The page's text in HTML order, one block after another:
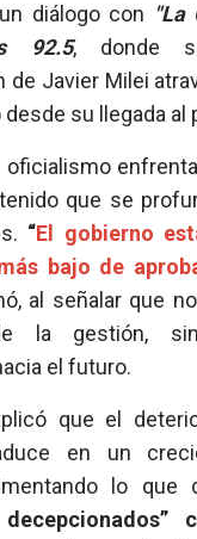
diálogo con "La
92.5, donde
de Javier Milei
su llegada al
oficialismo
que se
“El gobierno
bajo de
al señalar que
la gestión,
el futuro.
que el
en un
lo que